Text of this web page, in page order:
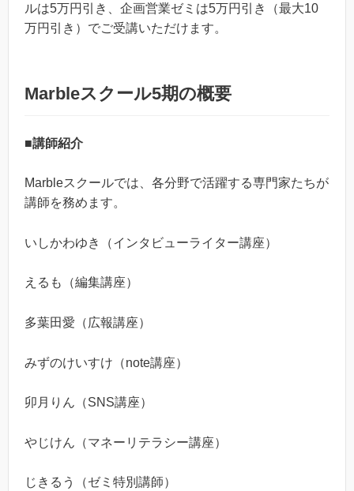
ルは5万円引き、企画営業ゼミは5万円引き（最大10
万円引き）でご受講いただけます。
Marbleスクール5期の概要
■講師紹介
Marbleスクールでは、各分野で活躍する専門家たちが
講師を務めます。
いしかわゆき（インタビューライター講座）
えるも（編集講座）
多葉田愛（広報講座）
みずのけいすけ（note講座）
卯月りん（SNS講座）
やじけん（マネーリテラシー講座）
じきるう（ゼミ特別講師）